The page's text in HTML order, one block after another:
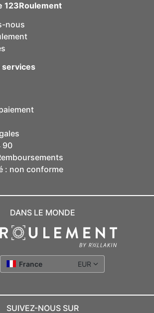
123Roulement
nous
services
90
: non conforme
DANS LE MONDE
France EUR
SUIVEZ-NOUS SUR